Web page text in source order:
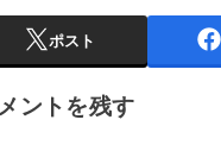
ポスト
ントを残す